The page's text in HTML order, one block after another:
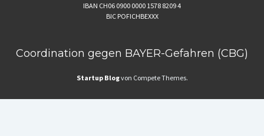
IBAN CH06 0900 0000 1578 8209 4
BIC POFICHBEXXX
Coordination gegen BAYER-Gefahren (CBG)
Startup Blogvon Compete Themes.